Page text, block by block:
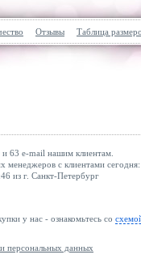
Отзывы Таблица
и 63 e-mail нашим клиентам.
менеджеров с клиентами сегодня:
из г. Санкт-Петербург
у нас - ознакомьтесь со
персональных данных